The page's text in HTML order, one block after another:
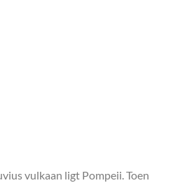
vulkaan ligt Pompeii. Toen